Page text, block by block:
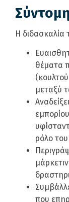
Η διδασκαλία
θέματα
μεταξύ
ρόλο
που